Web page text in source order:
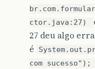
ctor.java:27)
27 deu algo
é
com sucesso");